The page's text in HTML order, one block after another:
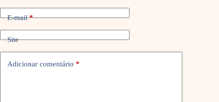
E-mail*
Site
Adicionar comentário *